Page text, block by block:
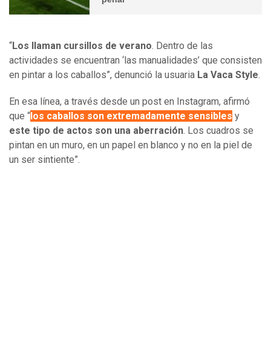
“Los llaman cursillos de verano. Dentro de las
actividades se encuentran ‘las manualidades’ que consisten
en pintar a los caballos”, denunció la usuaria La Vaca Style.
En esa línea, a través desde un post en Instagram, afirmó
que “ los caballos son extremadamente sensibles y
este tipo de actos son una aberración. Los cuadros se
pintan en un muro, en un papel en blanco y no en la piel de
un ser sintiente”.